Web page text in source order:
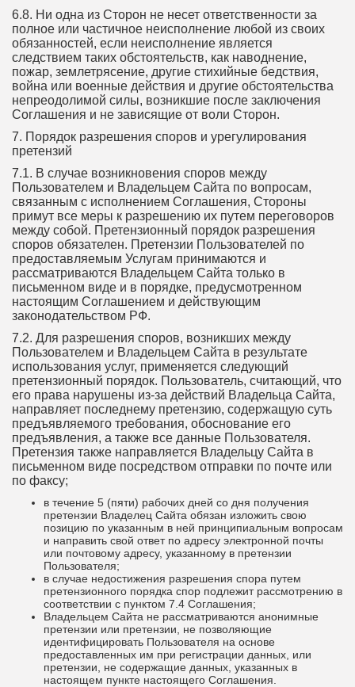
6.8. Ни одна из Сторон не несет ответственности за
полное или частичное неисполнение любой из своих
обязанностей, если неисполнение является
следствием таких обстоятельств, как наводнение,
пожар, землетрясение, другие стихийные бедствия,
война или военные действия и другие обстоятельства
непреодолимой силы, возникшие после заключения
Соглашения и не зависящие от воли Сторон.
7. Порядок разрешения споров и урегулирования
претензий
7.1. В случае возникновения споров между
Пользователем и Владельцем Сайта по вопросам,
связанным с исполнением Соглашения, Стороны
примут все меры к разрешению их путем переговоров
между собой. Претензионный порядок разрешения
споров обязателен. Претензии Пользователей по
предоставляемым Услугам принимаются и
рассматриваются Владельцем Сайта только в
письменном виде и в порядке, предусмотренном
настоящим Соглашением и действующим
законодательством РФ.
7.2. Для разрешения споров, возникших между
Пользователем и Владельцем Сайта в результате
использования услуг, применяется следующий
претензионный порядок. Пользователь, считающий, что
его права нарушены из-за действий Владельца Сайта,
направляет последнему претензию, содержащую суть
предъявляемого требования, обоснование его
предъявления, а также все данные Пользователя.
Претензия также направляется Владельцу Сайта в
письменном виде посредством отправки по почте или
по факсу;
в течение 5 (пяти) рабочих дней со дня получения
претензии Владелец Сайта обязан изложить свою
позицию по указанным в ней принципиальным вопросам
и направить свой ответ по адресу электронной почты
или почтовому адресу, указанному в претензии
Пользователя;
в случае недостижения разрешения спора путем
претензионного порядка спор подлежит рассмотрению в
соответствии с пунктом 7.4 Соглашения;
Владельцем Сайта не рассматриваются анонимные
претензии или претензии, не позволяющие
идентифицировать Пользователя на основе
предоставленных им при регистрации данных, или
претензии, не содержащие данных, указанных в
настоящем пункте настоящего Соглашения.